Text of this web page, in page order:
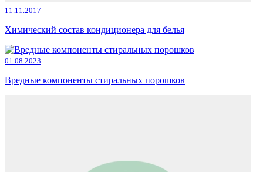
11.11.2017
Химический состав кондиционера для белья
01.08.2023
Вредные компоненты стиральных порошков